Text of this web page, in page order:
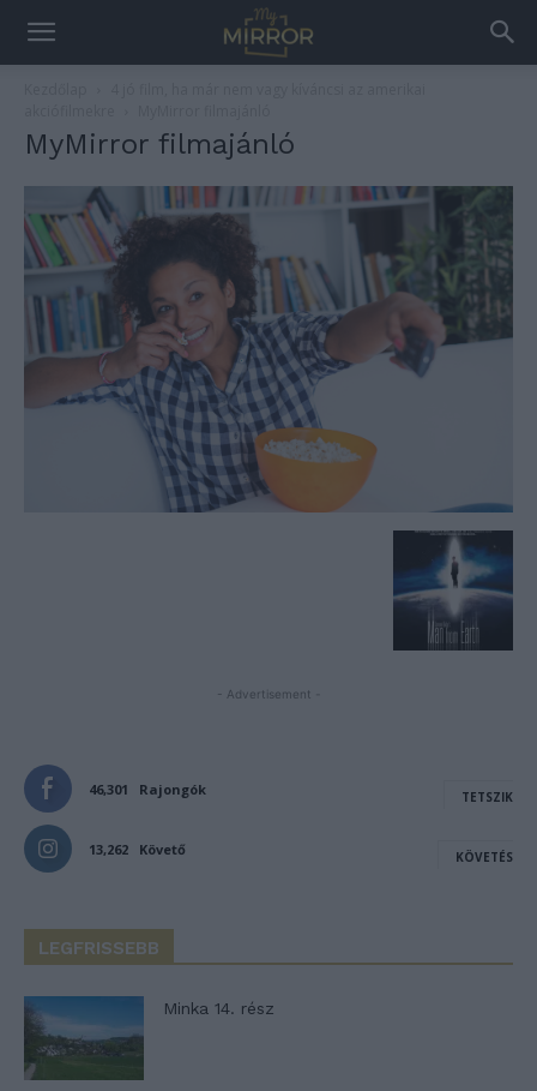
MyMirror filmajánló
- Advertisement -
46,301 Rajongók TETSZIK
13,262 Követő KÖVETÉS
LEGFRISSEBB
Minka 14. rész